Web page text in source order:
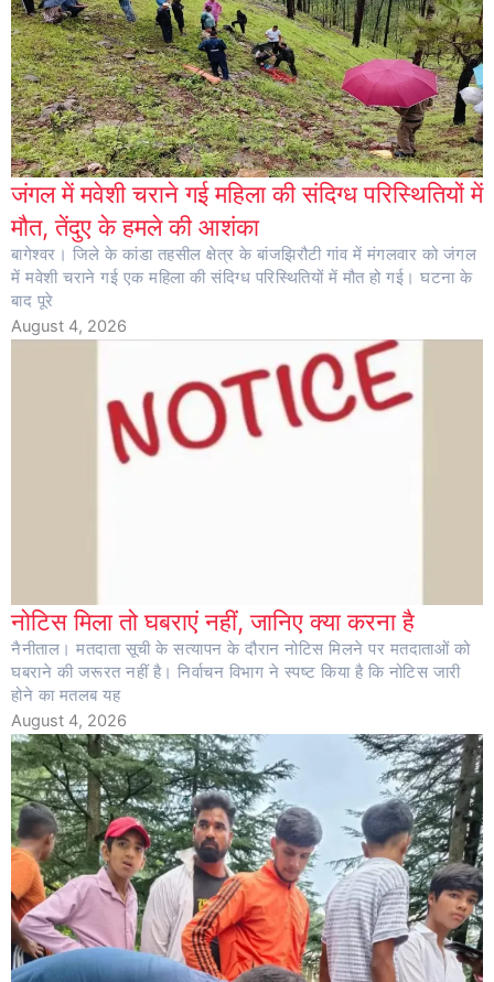
जंगल में मवेशी चराने गई महिला की संदिग्ध परिस्थितियों में
मौत, तेंदुए के हमले की आशंका
बागेश्वर। जिले के कांडा तहसील क्षेत्र के बांजझिरौटी गांव में मंगलवार को जंगल
में मवेशी चराने गई एक महिला की संदिग्ध परिस्थितियों में मौत हो गई। घटना के
बाद पूरे
August 4, 2026
नोटिस मिला तो घबराएं नहीं, जानिए क्या करना है
नैनीताल। मतदाता सूची के सत्यापन के दौरान नोटिस मिलने पर मतदाताओं को
घबराने की जरूरत नहीं है। निर्वाचन विभाग ने स्पष्ट किया है कि नोटिस जारी
होने का मतलब यह
August 4, 2026